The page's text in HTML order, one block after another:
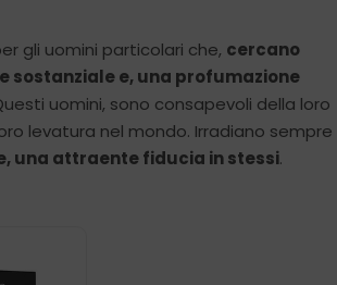
gli uomini particolari che, cercano
sostanziale e, una profumazione
uomini, sono consapevoli della loro
levatura nel mondo. Irradiano sempre
una attraente fiducia in stessi.